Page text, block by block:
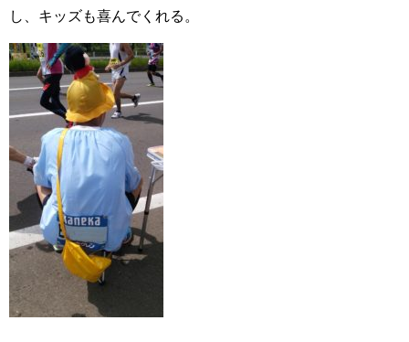
し、キッズも喜んでくれる。